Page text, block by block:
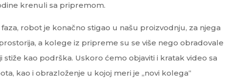
krenuli sa pripremom.
robot je konačno stigao u našu proizvodnju, za njega
a kolege iz pripreme su se više nego obradovale
stiže kao podrška. Uskoro ćemo objaviti i kratak video sa
kao i obrazloženje u kojoj meri je „novi kolega“